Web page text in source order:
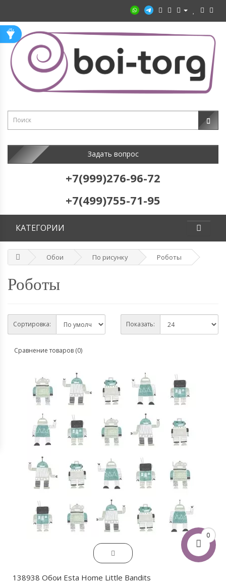
0
Задать вопрос
+7(999)276-96-72
+7(499)755-71-95
КАТЕГОРИИ
Обои По рисунку Роботы
Роботы
Сортировка: Показать:
Сравнение товаров (0)
138938 Обои Esta Home Little Bandits